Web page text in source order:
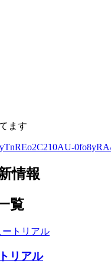
ます
情報
覧
リアル